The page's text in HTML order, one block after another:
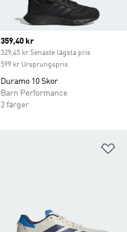
Current price
359,40 kr
329,45 kr Senaste lägsta pris
599 kr Ursprungspris
Duramo 10 Skor
Barn Performance
2 färger